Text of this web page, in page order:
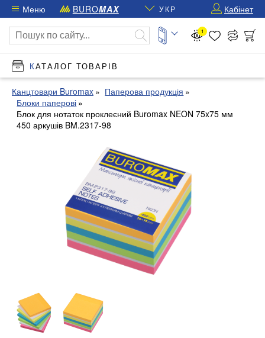
Меню BUROMAX УКР Кабінет
1
КАТАЛОГ ТОВАРІВ
Канцтовари Buromax
Паперова продукція
Блоки паперові
Блок для нотаток проклеєний Buromax NEON 75x75 мм
450 аркушів BM.2317-98